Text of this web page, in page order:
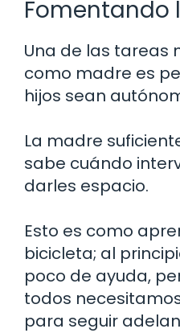
Fomentando
Una de las tareas
como madre es
hijos sean
La madre
sabe cuándo
darles espacio.
Esto es como
bicicleta; al
poco de ayuda,
todos
para seguir